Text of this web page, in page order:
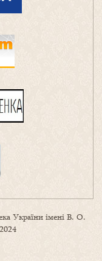
України імені В. О.